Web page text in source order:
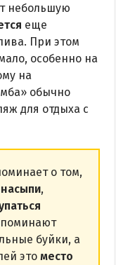
небольшую
еще
При этом
особенно на
на
обычно
для отдыха с
о том,
,
буйки, а
это место